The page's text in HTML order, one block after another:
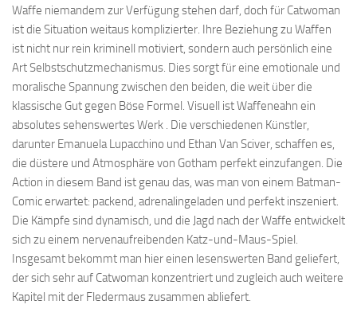
Waffe niemandem zur Verfügung stehen darf, doch für Catwoman
ist die Situation weitaus komplizierter. Ihre Beziehung zu Waffen
ist nicht nur rein kriminell motiviert, sondern auch persönlich eine
Art Selbstschutzmechanismus. Dies sorgt für eine emotionale und
moralische Spannung zwischen den beiden, die weit über die
klassische Gut gegen Böse Formel. Visuell ist Waffeneahn ein
absolutes sehenswertes Werk . Die verschiedenen Künstler,
darunter Emanuela Lupacchino und Ethan Van Sciver, schaffen es,
die düstere und Atmosphäre von Gotham perfekt einzufangen. Die
Action in diesem Band ist genau das, was man von einem Batman-
Comic erwartet: packend, adrenalingeladen und perfekt inszeniert.
Die Kämpfe sind dynamisch, und die Jagd nach der Waffe entwickelt
sich zu einem nervenaufreibenden Katz-und-Maus-Spiel.
Insgesamt bekommt man hier einen lesenswerten Band geliefert,
der sich sehr auf Catwoman konzentriert und zugleich auch weitere
Kapitel mit der Fledermaus zusammen abliefert.